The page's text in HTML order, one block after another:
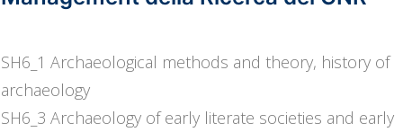
SH6_1 Archaeological methods and theory, history of
archaeology
SH6_3 Archaeology of early literate societies and early